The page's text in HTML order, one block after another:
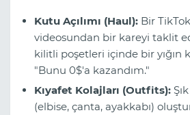
Kutu Açılımı (Haul): Bir
videosundan bir kareyi taklit
kilitli poşetleri içinde bir yığın
"Bunu 0$'a kazandım."
Kıyafet Kolajları (Outfits):
(elbise, çanta, ayakkabı)